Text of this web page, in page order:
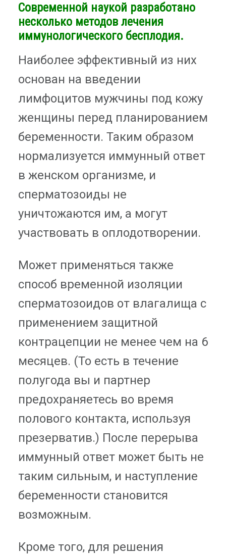
Современной наукой разработано
несколько методов лечения
иммунологического бесплодия.
Наиболее эффективный из них
основан на введении
лимфоцитов мужчины под кожу
женщины перед планированием
беременности. Таким образом
нормализуется иммунный ответ
в женском организме, и
сперматозоиды не
уничтожаются им, а могут
участвовать в оплодотворении.
Может применяться также
способ временной изоляции
сперматозоидов от влагалища с
применением защитной
контрацепции не менее чем на 6
месяцев. (То есть в течение
полугода вы и партнер
предохраняетесь во время
полового контакта, используя
презерватив.) После перерыва
иммунный ответ может быть не
таким сильным, и наступление
беременности становится
возможным.
Кроме того, для решения